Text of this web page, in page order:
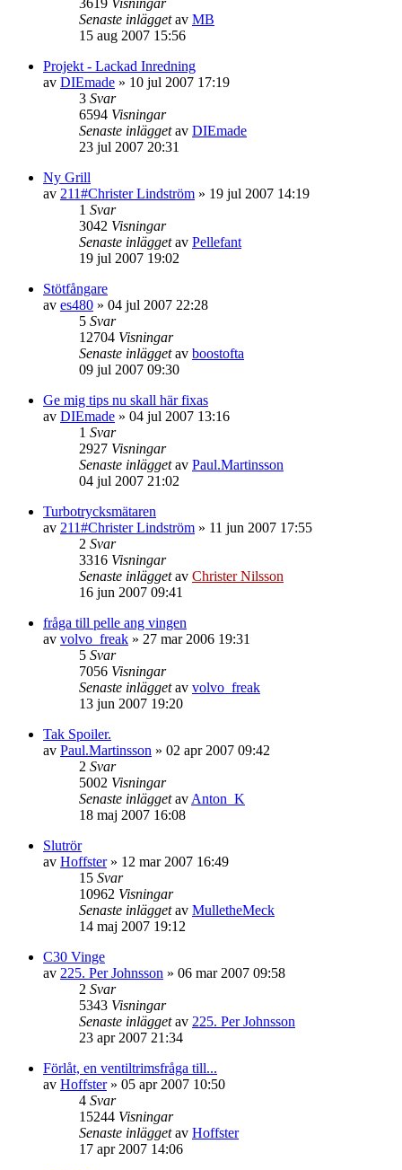
Senaste inläggetav MB
15 aug 2007 15:56
Projekt - Lackad Inredning
av DIEmade » 10 jul 2007 17:19
3 Svar
6594 Visningar
Senaste inläggetav DIEmade
23 jul 2007 20:31
Ny Grill
av 211#Christer Lindström » 19 jul 2007 14:19
1 Svar
3042 Visningar
Senaste inläggetav Pellefant
19 jul 2007 19:02
Stötfångare
av es480 » 04 jul 2007 22:28
5 Svar
12704 Visningar
Senaste inläggetav boostofta
09 jul 2007 09:30
Ge mig tips nu skall här fixas
av DIEmade » 04 jul 2007 13:16
1 Svar
2927 Visningar
Senaste inläggetav Paul.Martinsson
04 jul 2007 21:02
Turbotrycksmätaren
av 211#Christer Lindström » 11 jun 2007 17:55
2 Svar
3316 Visningar
Senaste inläggetav Christer Nilsson
16 jun 2007 09:41
fråga till pelle ang vingen
av volvo_freak » 27 mar 2006 19:31
5 Svar
7056 Visningar
Senaste inläggetav volvo_freak
13 jun 2007 19:20
Tak Spoiler.
av Paul.Martinsson » 02 apr 2007 09:42
2 Svar
5002 Visningar
Senaste inläggetav Anton_K
18 maj 2007 16:08
Slutrör
av Hoffster» 12 mar 2007 16:49
15 Svar
10962 Visningar
Senaste inläggetav MulletheMeck
14 maj 2007 19:12
C30 Vinge
av 225. Per Johnsson » 06 mar 2007 09:58
2 Svar
5343 Visningar
Senaste inläggetav 225. Per Johnsson
23 apr 2007 21:34
Förlåt, en ventiltrimsfråga till...
av Hoffster» 05 apr 2007 10:50
4 Svar
15244 Visningar
Senaste inläggetav Hoffster
17 apr 2007 14:06